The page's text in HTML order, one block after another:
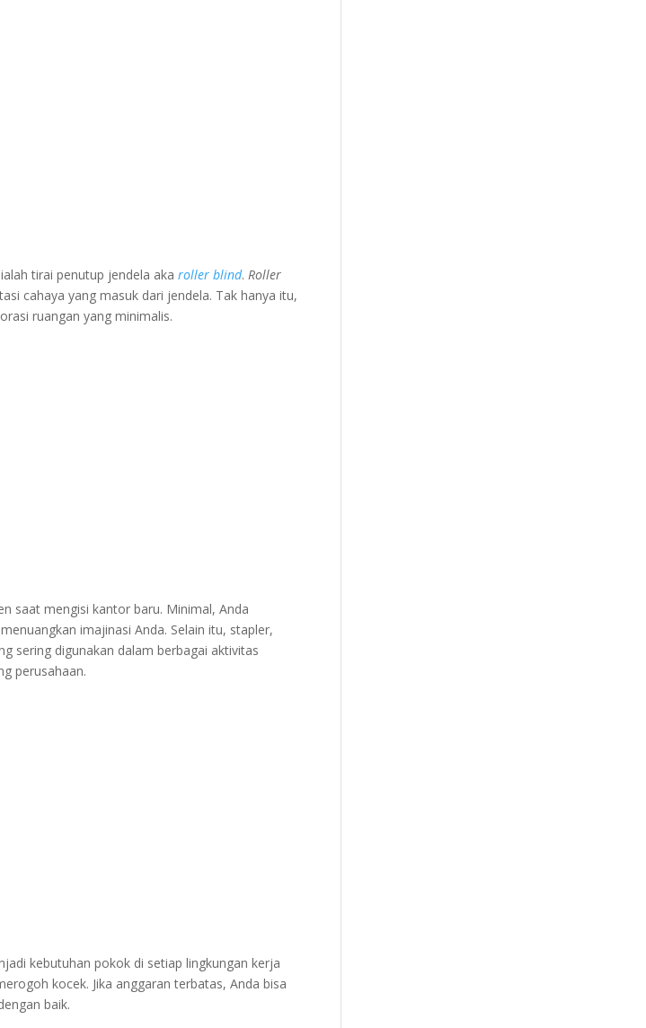
tirai penutup jendela akaroller blind.Roller
cahaya yang masuk dari jendela. Tak hanya itu,
ruangan yang minimalis.
saat mengisi kantor baru. Minimal, Anda
imajinasi Anda. Selain itu, stapler,
sering digunakan dalam berbagai aktivitas
perusahaan.
kebutuhan pokok di setiap lingkungan kerja
kocek. Jika anggaran terbatas, Anda bisa
baik.